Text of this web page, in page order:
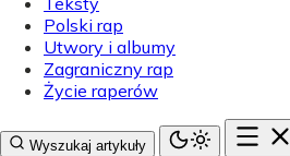
Polski rap
Utwory i albumy
Zagraniczny rap
Życie raperów
Wyszukaj artykuły